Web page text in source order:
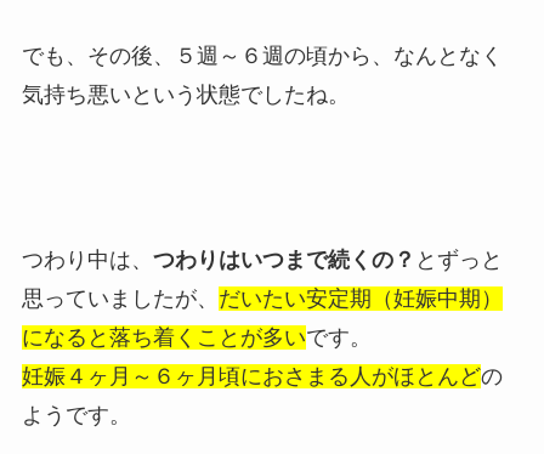
でも、その後、５週～６週の頃から、なんとなく
気持ち悪いという状態でしたね。
つわり中は、 つわりはいつまで続くの？ とずっと
思っていましたが、 だいたい安定期（妊娠中期）
になると落ち着くことが多いです。
妊娠４ヶ月～６ヶ月頃におさまる人がほとんどの
ようです。